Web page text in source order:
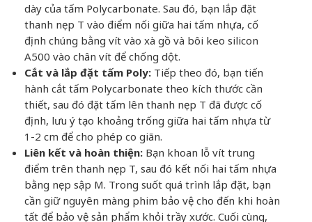
dày của tấm Polycarbonate. Sau đó, bạn lắp đặt
thanh nẹp T vào điểm nối giữa hai tấm nhựa, cố
định chúng bằng vít vào xà gồ và bôi keo silicon
A500 vào chân vít để chống dột.
Cắt và lắp đặt tấm Poly:Tiếp theo đó, bạn tiến
hành cắt tấm Polycarbonate theo kích thước cần
thiết, sau đó đặt tấm lên thanh nẹp T đã được cố
định, lưu ý tạo khoảng trống giữa hai tấm nhựa từ
1-2 cm để cho phép co giãn.
Liên kết và hoàn thiện:Bạn khoan lỗ vít trung
điểm trên thanh nẹp T, sau đó kết nối hai tấm nhựa
bằng nẹp sập M. Trong suốt quá trình lắp đặt, bạn
cần giữ nguyên màng phim bảo vệ cho đến khi hoàn
tất để bảo vệ sản phẩm khỏi trầy xước. Cuối cùng,